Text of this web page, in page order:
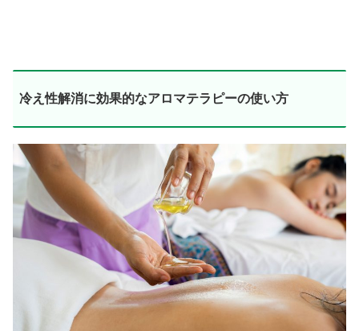
冷え性解消に効果的なアロマテラピーの使い方